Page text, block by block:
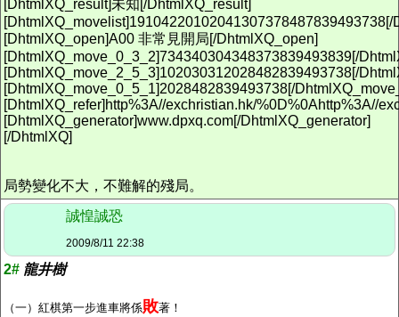
[DhtmlXQ_result]未知[/DhtmlXQ_result]
[DhtmlXQ_movelist]19104220102041307378487839493738[/
[DhtmlXQ_open]A00 非常見開局[/DhtmlXQ_open]
[DhtmlXQ_move_0_3_2]734340304348373839493839[/
[DhtmlXQ_move_2_5_3]102030312028482839493738[/
[DhtmlXQ_move_0_5_1]2028482839493738[/
[DhtmlXQ_refer]http%3A//exchristian.hk/%0D%0Ahttp%3A//
[DhtmlXQ_generator]www.dpxq.com[/DhtmlXQ_generator]
[/DhtmlXQ]
局勢變化不大，不難解的殘局。
誠惶誠恐
2009/8/11 22:38
2# 龍井樹
（一）紅棋第一步進車將係敗著！